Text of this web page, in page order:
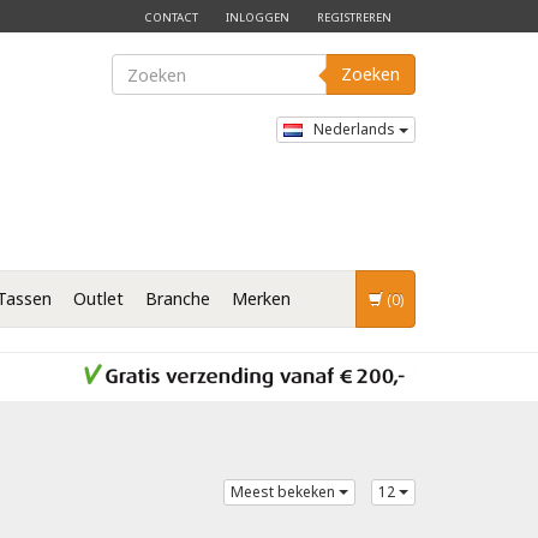
CONTACT INLOGGEN REGISTREREN
Zoeken
Nederlands
Outlet Branche Merken (0)
Meest bekeken 12